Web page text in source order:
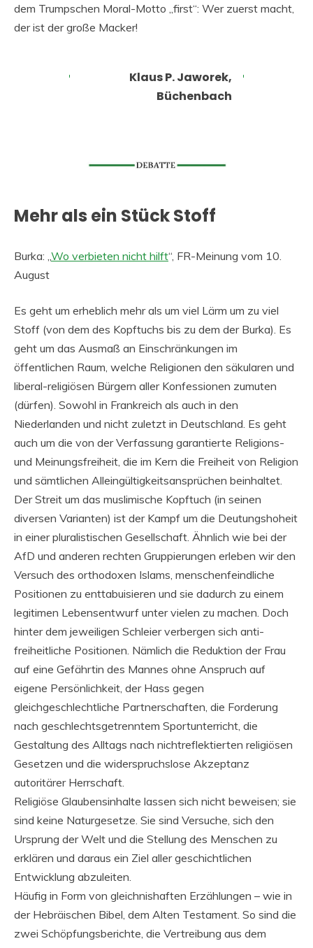
dem Trumpschen Moral-Motto „first“: Wer zuerst macht,
der ist der große Macker!
Klaus P. Jaworek,
Büchenbach
Mehr als ein Stück Stoff
Burka: „Wo verbieten nicht hilft“, FR-Meinung vom 10.
August
Es geht um erheblich mehr als um viel Lärm um zu viel
Stoff (von dem des Kopftuchs bis zu dem der Burka). Es
geht um das Ausmaß an Einschränkungen im
öffentlichen Raum, welche Religionen den säkularen und
liberal-religiösen Bürgern aller Konfessionen zumuten
(dürfen). Sowohl in Frankreich als auch in den
Niederlanden und nicht zuletzt in Deutschland. Es geht
auch um die von der Verfassung garantierte Religions-
und Meinungsfreiheit, die im Kern die Freiheit von Religion
und sämtlichen Alleingültigkeitsansprüchen beinhaltet.
Der Streit um das muslimische Kopftuch (in seinen
diversen Varianten) ist der Kampf um die Deutungshoheit
in einer pluralistischen Gesellschaft. Ähnlich wie bei der
AfD und anderen rechten Gruppierungen erleben wir den
Versuch des orthodoxen Islams, menschenfeindliche
Positionen zu enttabuisieren und sie dadurch zu einem
legitimen Lebensentwurf unter vielen zu machen. Doch
hinter dem jeweiligen Schleier verbergen sich anti-
freiheitliche Positionen. Nämlich die Reduktion der Frau
auf eine Gefährtin des Mannes ohne Anspruch auf
eigene Persönlichkeit, der Hass gegen
gleichgeschlechtliche Partnerschaften, die Forderung
nach geschlechtsgetrenntem Sportunterricht, die
Gestaltung des Alltags nach nichtreflektierten religiösen
Gesetzen und die widerspruchslose Akzeptanz
autoritärer Herrschaft.
Religiöse Glaubensinhalte lassen sich nicht beweisen; sie
sind keine Naturgesetze. Sie sind Versuche, sich den
Ursprung der Welt und die Stellung des Menschen zu
erklären und daraus ein Ziel aller geschichtlichen
Entwicklung abzuleiten.
Häufig in Form von gleichnishaften Erzählungen – wie in
der Hebräischen Bibel, dem Alten Testament. So sind die
zwei Schöpfungsberichte, die Vertreibung aus dem